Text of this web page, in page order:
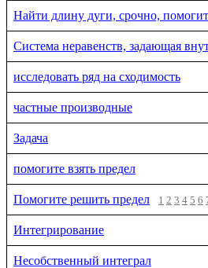
Найти длину дуги, срочно,
Система неравенств, задающая
исследовать ряд на сходимость
частные производные
Задача
помогите взять предел
Помогите решить предел
1 2 3 4 5 6
Интегрирование
Несобственный интеграл